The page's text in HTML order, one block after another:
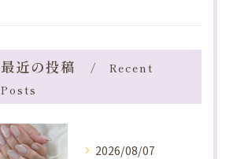
最近の投稿
Recent
Posts
2026/08/07